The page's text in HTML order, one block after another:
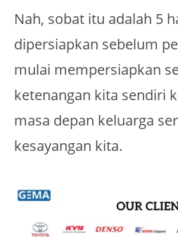
Nah, sobat itu adalah 5
dipersiapkan sebelum
mulai mempersiapkan
ketenangan kita sendiri
masa depan keluarga
kesayangan kita.